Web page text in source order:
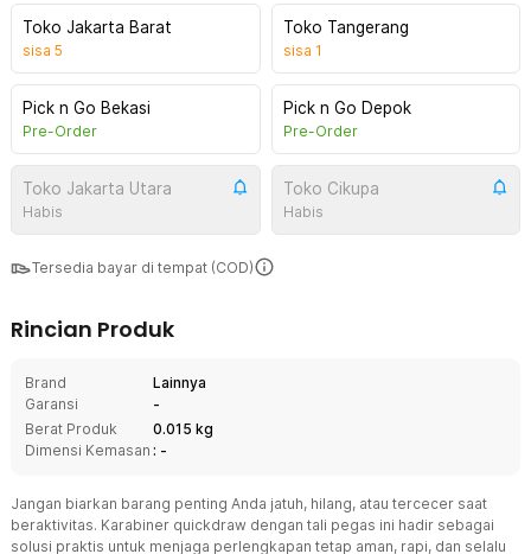
Toko Jakarta Barat
sisa 5
Toko Tangerang
sisa 1
Pick n Go Bekasi
Pre-Order
Pick n Go Depok
Pre-Order
Toko Jakarta Utara
Habis
Toko Cikupa
Habis
Tersedia bayar di tempat (COD)
Rincian Produk
Brand
Lainnya
Garansi
-
Berat Produk
0.015 kg
Dimensi Kemasan : -
Jangan biarkan barang penting Anda jatuh, hilang, atau tercecer saat
beraktivitas. Karabiner quickdraw dengan tali pegas ini hadir sebagai
solusi praktis untuk menjaga perlengkapan tetap aman, rapi, dan selalu